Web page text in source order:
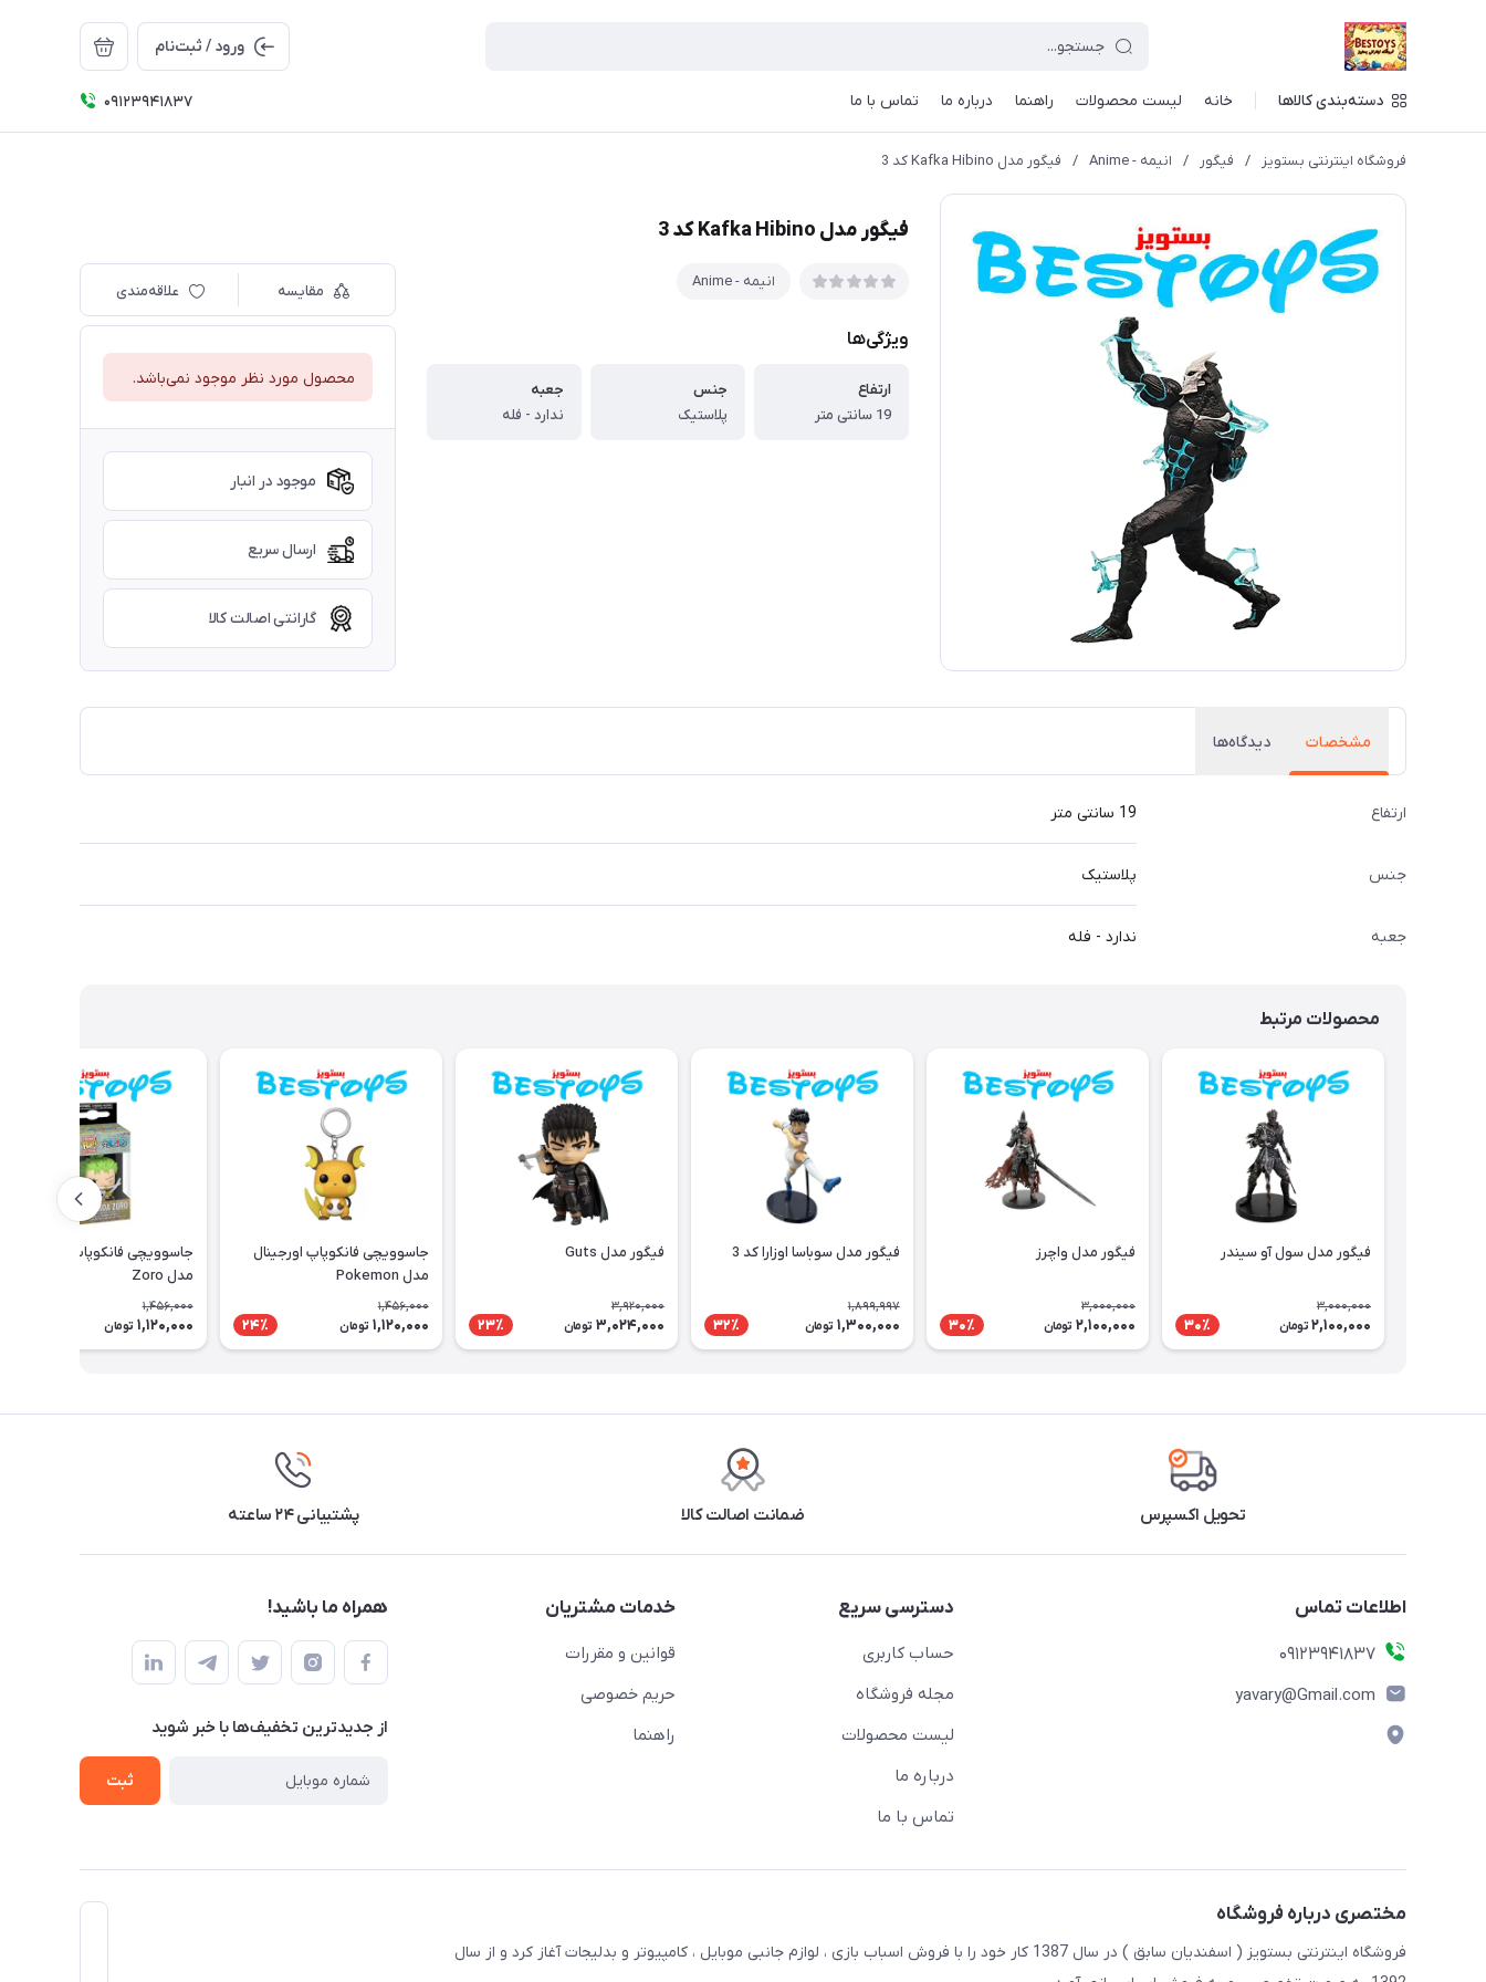
ورود / ثبت‌نام
دسته‌بندی کالاها خانه لیست محصولات راهنما درباره ما تماس با ما 09123941837
فروشگاه اینترنتی بستویز / فیگور / انیمه - Anime / فیگور مدل Kafka Hibino کد 3
فیگور مدل Kafka Hibino کد 3
انیمه - Anime
ویژگی‌ها
ارتفاع
19 سانتی متر
جنس
پلاستیک
جعبه
ندارد - فله
مقایسه علاقه‌مندی
محصول مورد نظر موجود نمی‌باشد.
موجود در انبار
ارسال سریع
گارانتی اصالت کالا
مشخصات دیدگاه‌ها
ارتفاع 19 سانتی متر
جنس پلاستیک
جعبه ندارد - فله
محصولات مرتبط
فیگور مدل سول آو سیندر
3,000,000
2,100,000 تومان 30٪
فیگور مدل واچرز
3,000,000
2,100,000 تومان 30٪
فیگور مدل سوباسا اوزارا کد 3
1,899,997
1,300,000 تومان 32٪
فیگور مدل Guts
3,920,000
3,024,000 تومان 23٪
جاسوویچی فانکوپاپ اورجینال
مدل Pokemon
1,456,000
1,120,000 تومان 24٪
جاسوویچی فانکوپاپ اورجینال
مدل Zoro
1,456,000
1,120,000 تومان
تحویل اکسپرس ضمانت اصالت کالا پشتیبانی ۲۴ ساعته
اطلاعات تماس
09123941837
yavary@Gmail.com
دسترسی سریع
حساب کاربری
مجله فروشگاه
لیست محصولات
درباره ما
تماس با ما
خدمات مشتریان
قوانین و مقررات
حریم خصوصی
راهنما
همراه ما باشید!
از جدید‌ترین تخفیف‌ها با‌ خبر شوید
ثبت
مختصری درباره فروشگاه
فروشگاه اینترنتی بستویز ( اسفندیان سابق ) در سال 1387 کار خود را با فروش اسباب بازی ، لوازم جانبی موبایل ، کامپیوتر و بدلیجات آغاز کرد و از سال